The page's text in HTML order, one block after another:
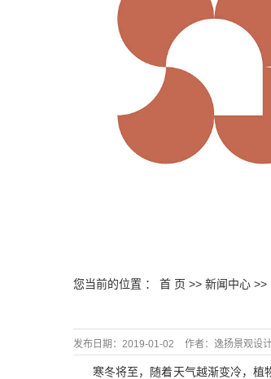
您当前的位置 ： 首 页 >> 新闻中心 >>
发布日期： 2019-01-02 作者： 逸扬景观设
寒冬将至，随着天气越渐变冷，植